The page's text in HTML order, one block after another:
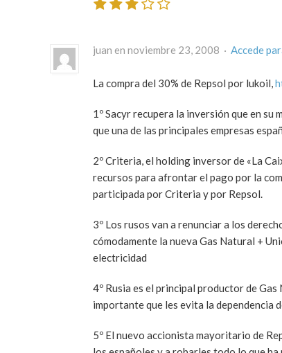
juan en noviembre 23, 2008 · Accede
La compra del 30% de Repsol por lukoil,
1º Sacyr recupera la inversión que en su
que una de las principales empresas
2º Criteria, el holding inversor de «La
recursos para afrontar el pago por la
participada por Criteria y por Repsol.
3º Los rusos van a renunciar a los
cómodamente la nueva Gas Natural +
electricidad
4º Rusia es el principal productor de
importante que les evita la dependencia
5º El nuevo accionista mayoritario de